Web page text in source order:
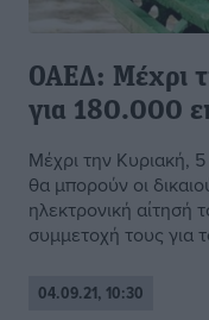
ΟΑΕΔ: Μέχρι
για 180.000
Μέχρι την Κυριακή,
θα μπορούν οι
ηλεκτρονική αίτησή
συμμετοχή τους για
04.09.21, 10:30